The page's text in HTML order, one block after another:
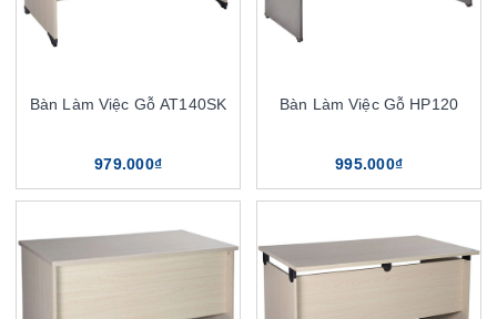
Bàn Làm Việc Gỗ AT140SK
979.000₫
Bàn Làm Việc Gỗ HP120
995.000₫